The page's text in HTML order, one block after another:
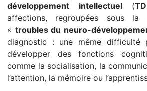
développement intellectuel (
affections, regroupées sous la
« troubles du neuro-
diagnostic : une même difficulté
développer des fonctions
comme la socialisation, la
l’attention, la mémoire ou